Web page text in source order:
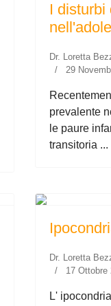
I disturbi
Dr. Loretta
29
prevalente
le paure
transitoria ...
Dr. Loretta
17 Ottobre
L'